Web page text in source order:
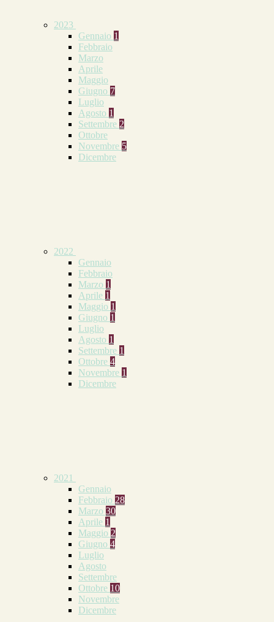
2023
Gennaio 1
Febbraio
Marzo
Aprile
Maggio
Giugno 7
Luglio
Agosto 1
Settembre 2
Ottobre
Novembre 5
Dicembre
2022
Gennaio
Febbraio
Marzo 1
Aprile 1
Maggio 1
Giugno 1
Luglio
Agosto 1
Settembre 1
Ottobre 4
Novembre 1
Dicembre
2021
Gennaio
Febbraio 28
Marzo 30
Aprile 1
Maggio 2
Giugno 4
Luglio
Agosto
Settembre
Ottobre 10
Novembre
Dicembre